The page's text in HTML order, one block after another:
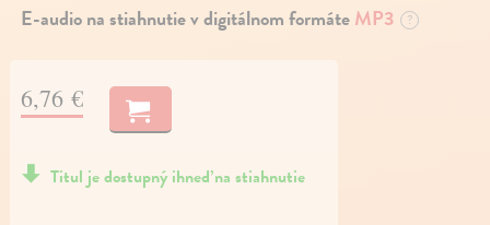
E-audio na stiahnutie v digitálnom formáteMP3 ?
6,76 €
Titul je dostupný ihneď na stiahnutie